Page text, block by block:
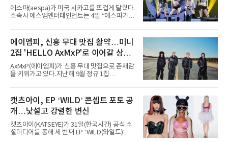
증명한 존재감
에스파(aespa)가 미국 시카고를 뜨겁게 달궜다.
소속사 에스엠엔터테인먼트는 4일 “에스파가
서 열린 ‘롤라팔루자 시카고’(Lollapalooza
Chicago)의 알리안츠 스테이지에 올랐다”며
“총 14곡으로 구성된 세트리스트를 선사, 데뷔 7
년 차다운 노련한 무대 매너와 파워풀한 에너지
로 현장의 분위기를 압도했다”고 밝혔다.1991
년 시작된 ‘롤라팔루자’는 8개 스테이지, 170여
팀의 아티스트와 40만 명 이상의 관객이 운집하
코르티스 등 K팝 스타들이 출연진 명단에 이름
을 올렸다.이날 에스파는
에이엠피, 신흥 무대 맛집 활약…미니
2집 'HELLO AxMxP'로 이어갈 상승
세
AxMxP(에이엠피)가 신흥 무대 맛집으로 존재감
을 키워가고 있다.지난해 9월 정규 1집
AxMxP는 데뷔 전부터 버스킹과 각종 페스티벌,
공연 무대에 오르며 실전 경험을 쌓아왔다.이들
은 소속사 패밀리 콘서트를 비롯해 '뷰티풀 민트
라이프 2025', '2025 부산국제록페스티벌' 등 대
형 무대에 잇달아 출연해 당찬 에너지와 풋풋한
매력으로 음악팬들의 눈도장을 찍었다.이후
AxMxP는 '카운트다운 판타지 2025-2026',
캣츠아이, EP ‘WILD’ 콘셉트 포토 공
개…낯설고 강렬한 변신
캣츠아이(KATSEYE)가 31일(한국시간) 공식 소
셜미디어를 통해 세 번째 EP ‘WILD(와일드)’의